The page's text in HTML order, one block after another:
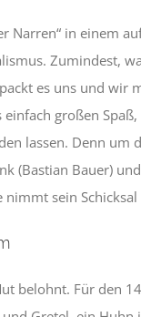
Narren“ in einem
Zumindest,
es uns und wir
einfach großen
lassen. Denn um
(Bastian Bauer)
nimmt sein
belohnt. Für den